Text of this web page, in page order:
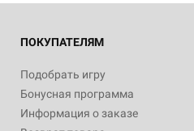
ПОКУПАТЕЛЯМ
Подобрать игру
Бонусная программа
Информация о заказе